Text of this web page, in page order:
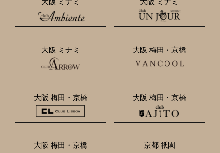
大阪 ミナミ 大阪 ミナミ
大阪 ミナミ 大阪 梅田・京橋
大阪 梅田・京橋 大阪 梅田・京橋
大阪 梅田・京橋 京都 祇園